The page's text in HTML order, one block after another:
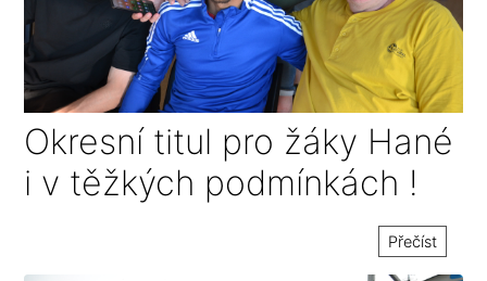
Okresní titul pro žáky Hané
i v těžkých podmínkách !
Přečíst